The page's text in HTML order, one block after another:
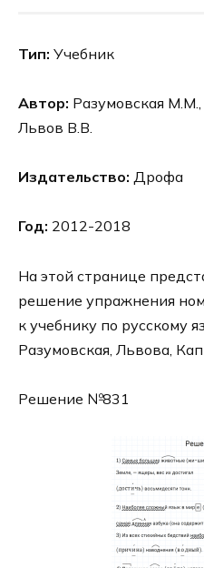
Тип: Учебник
Автор: Разумовская
Львов В.В.
Издательство: Дрофа
Год: 2012-2018
На этой странице
решение упражнения
к учебнику по русскому
Разумовская, Львова,
Решение №831